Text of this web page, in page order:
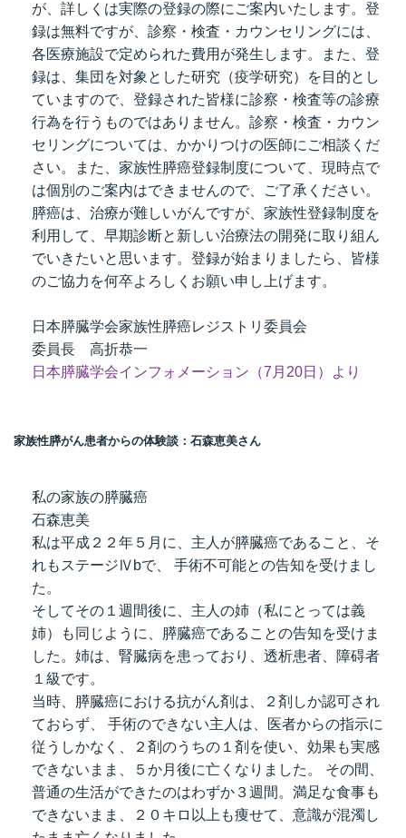
が、詳しくは実際の登録の際にご案内いたします。登
録は無料ですが、診察・検査・カウンセリングには、
各医療施設で定められた費用が発生します。また、登
録は、集団を対象とした研究（疫学研究）を目的とし
ていますので、登録された皆様に診察・検査等の診療
行為を行うものではありません。診察・検査・カウン
セリングについては、かかりつけの医師にご相談くだ
さい。また、家族性膵癌登録制度について、現時点で
は個別のご案内はできませんので、ご了承ください。
膵癌は、治療が難しいがんですが、家族性登録制度を
利用して、早期診断と新しい治療法の開発に取り組ん
でいきたいと思います。登録が始まりましたら、皆様
のご協力を何卒よろしくお願い申し上げます。
日本膵臓学会家族性膵癌レジストリ委員会
委員長 高折恭一
日本膵臓学会インフォメーション（7月20日）より
家族性膵がん患者からの体験談：石森恵美さん
私の家族の膵臓癌
石森恵美
私は平成２２年５月に、主人が膵臓癌であること、そ
れもステージⅣbで、 手術不可能との告知を受けまし
た。
そしてその１週間後に、主人の姉（私にとっては義
姉）も同じように、膵臓癌であることの告知を受けま
した。姉は、腎臓病を患っており、透析患者、障碍者
１級です。
当時、膵臓癌における抗がん剤は、２剤しか認可され
ておらず、 手術のできない主人は、医者からの指示に
従うしかなく、２剤のうちの１剤を使い、効果も実感
できないまま、５か月後に亡くなりました。 その間、
普通の生活ができたのはわずか３週間。満足な食事も
できないまま、２０キロ以上も痩せて、意識が混濁し